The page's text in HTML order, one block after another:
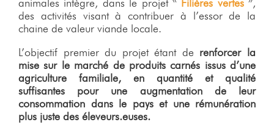
animales intègre, dans le projet « Filières vertes»,
des activités visant à contribuer à l’essor de la
chaine de valeur viande locale.
L’objectif premier du projet étant de renforcer la
mise sur le marché de produits carnés issus d’une
agriculture familiale, en quantité et qualité
suffisantes pour une augmentation de leur
consommation dans le pays et une rémunération
plus juste des éleveurs.euses.